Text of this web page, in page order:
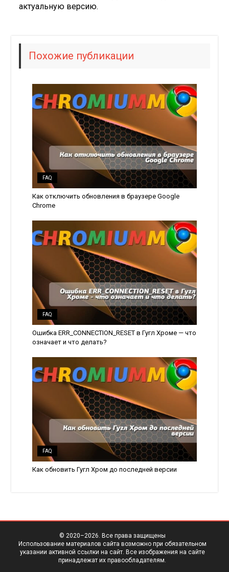
актуальную версию.
Похожие публикации
FAQ
Как отключить обновления в браузере Google
Chrome
FAQ
Ошибка ERR_CONNECTION_RESET в Гугл Хроме — что
означает и что делать?
FAQ
Как обновить Гугл Хром до последней версии
© 2020–2026. Все права защищены
Использование материалов сайта возможно при обязательном
указании активной ссылки на сайт. Все изображения на сайте
принадлежат их правообладателям.